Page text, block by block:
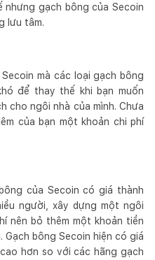
nhưng gạch bông của Secoin
lưu tâm.
mà các loại gạch bông
để thay thế khi bạn muốn
cho ngôi nhà của mình. Chưa
của bạn một khoản chi phí
của Secoin có giá thành
người, xây dựng một ngôi
nên bỏ thêm một khoản tiền
Gạch bông Secoin hiện có giá
hơn so với các hãng gạch